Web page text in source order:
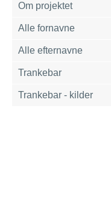
Om projektet
Alle fornavne
Alle efternavne
Trankebar
Trankebar - kilder